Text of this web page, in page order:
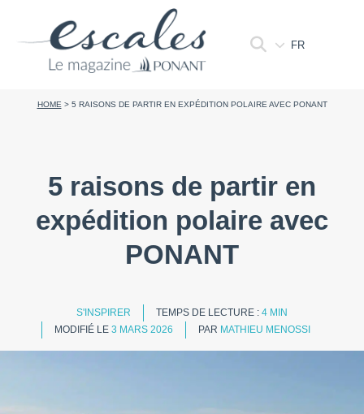
FR
HOME > 5 RAISONS DE PARTIR EN EXPÉDITION POLAIRE AVEC PONANT
5 raisons de partir en
expédition polaire avec
PONANT
S'INSPIRER TEMPS DE LECTURE : 4 MIN
MODIFIÉ LE 3 MARS 2026 PAR MATHIEU MENOSSI